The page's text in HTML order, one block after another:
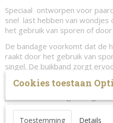
Speciaal ontworpen voor
snel last hebben van wondjes
het gebruik van sporen of
De bandage voorkomt dat de
raakt door het gebruik van
singel. De buikband zorgt
geschikt om te gebruiken ter
De bodybandage is gemaakt
Cookies toestaan
Toestemming Details